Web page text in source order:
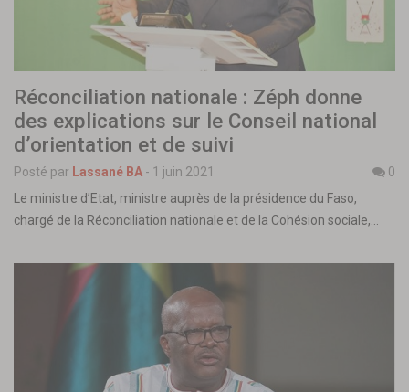
Réconciliation nationale : Zéph donne
des explications sur le Conseil national
d’orientation et de suivi
Posté par Lassané BA - 1 juin 2021
0
Le ministre d’Etat, ministre auprès de la présidence du Faso,
chargé de la Réconciliation nationale et de la Cohésion sociale,…